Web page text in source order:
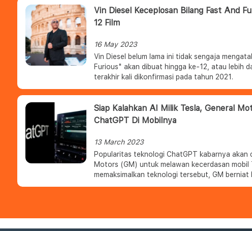
Vin Diesel Keceplosan Bilang Fast And
12 Film
16 May 2023
Vin Diesel belum lama ini tidak sengaja
Furious" akan dibuat hingga ke-12, atau lebih
terakhir kali dikonfirmasi pada tahun 2021.
Siap Kalahkan AI Milik Tesla, General
ChatGPT Di Mobilnya
13 March 2023
Popularitas teknologi ChatGPT kabarnya akan
Motors (GM) untuk melawan kecerdasan mobil
memaksimalkan teknologi tersebut, GM berniat